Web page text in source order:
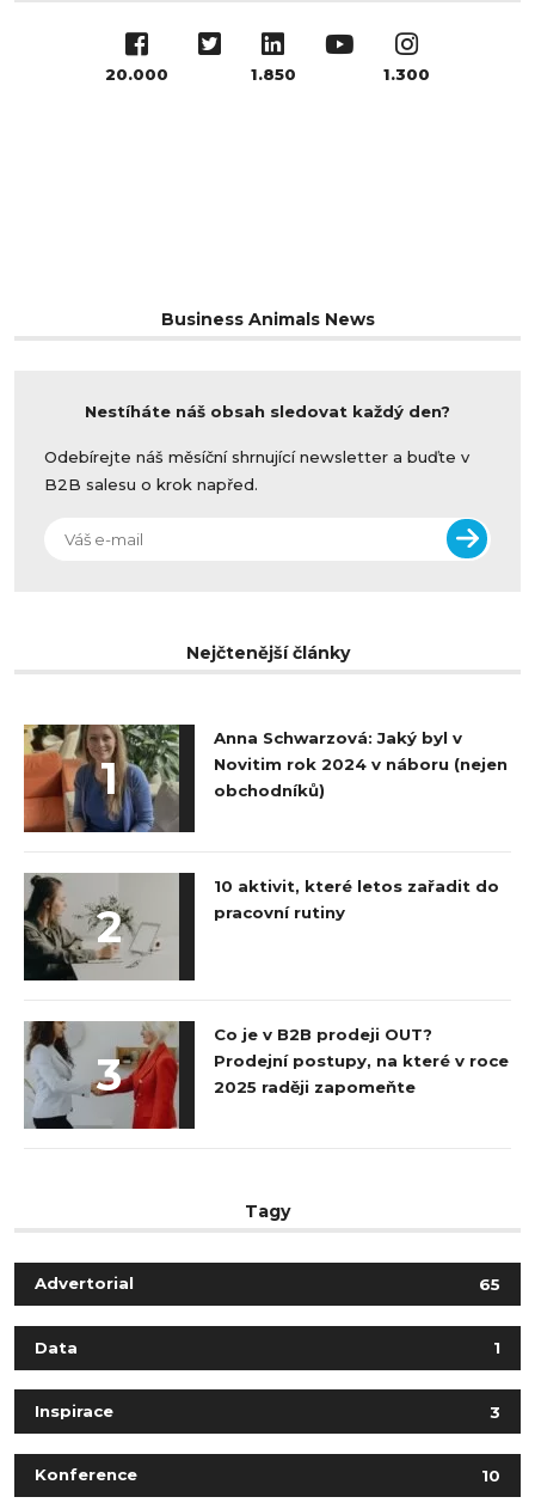
20.000 1.850 1.300
Business Animals News
Nestíháte náš obsah sledovat každý den?
Odebírejte náš měsíční shrnující newsletter a buďte v
B2B salesu o krok napřed.
Nejčtenější články
1
Anna Schwarzová: Jaký byl v
Novitim rok 2024 v náboru (nejen
obchodníků)
2
10 aktivit, které letos zařadit do
pracovní rutiny
3
Co je v B2B prodeji OUT?
Prodejní postupy, na které v roce
2025 raději zapomeňte
Tagy
Advertorial 65
Data 1
Inspirace 3
Konference 10